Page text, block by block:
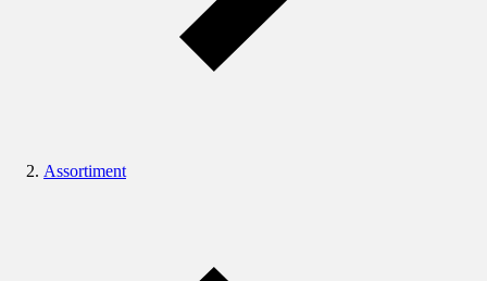
Assortiment